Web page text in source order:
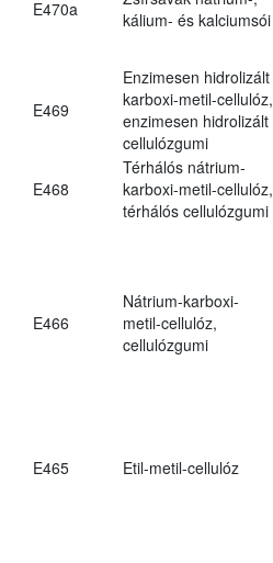
E470a
kálium- és kalciumsói
E469
Enzimesen hidrolizált
karboxi-metil-cellulóz,
enzimesen hidrolizált
cellulózgumi
E468
Térhálós nátrium-
karboxi-metil-cellulóz,
térhálós cellulózgumi
E466
Nátrium-karboxi-
metil-cellulóz,
cellulózgumi
E465 Etil-metil-cellulóz